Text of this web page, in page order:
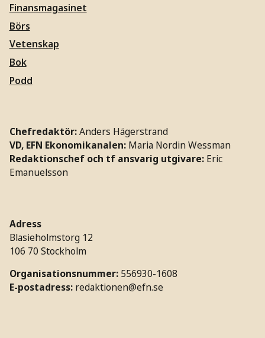
Finansmagasinet
Börs
Vetenskap
Bok
Podd
Chefredaktör:Anders Hägerstrand
VD, EFN Ekonomikanalen: Maria Nordin Wessman
Redaktionschef och tf ansvarig utgivare: Eric
Emanuelsson
Adress
Blasieholmstorg 12
106 70 Stockholm
Organisationsnummer: 556930-1608
E-postadress: redaktionen@efn.se